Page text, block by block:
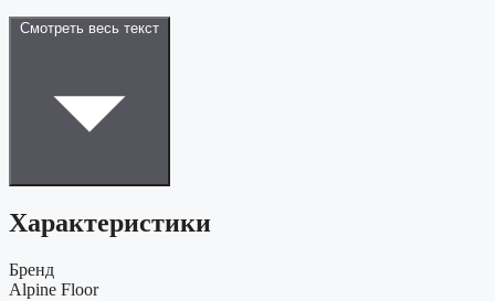
Смотреть весь текст
Характеристики
Бренд
Alpine Floor